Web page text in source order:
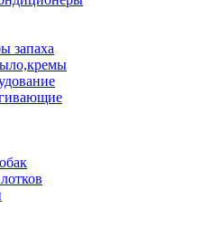
запаха